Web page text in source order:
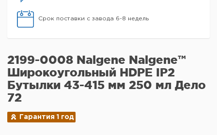
Срок поставки с завода 6-8 недель
2199-0008 Nalgene Nalgene™
Широкоугольный HDPE IP2
Бутылки 43-415 мм 250 мл Дело
72
Гарантия 1 год